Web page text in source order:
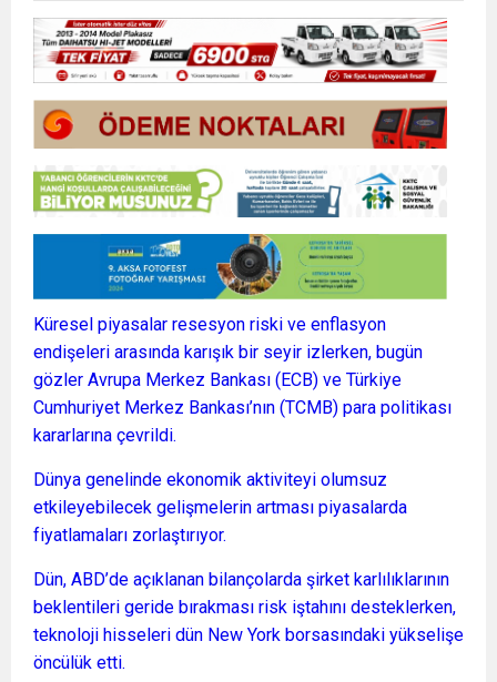
Küresel piyasalar resesyon riski ve enflasyon
endişeleri arasında karışık bir seyir izlerken, bugün
gözler Avrupa Merkez Bankası (ECB) ve Türkiye
Cumhuriyet Merkez Bankası’nın (TCMB) para politikası
kararlarına çevrildi.
Dünya genelinde ekonomik aktiviteyi olumsuz
etkileyebilecek gelişmelerin artması piyasalarda
fiyatlamaları zorlaştırıyor.
Dün, ABD’de açıklanan bilançolarda şirket karlılıklarının
beklentileri geride bırakması risk iştahını desteklerken,
teknoloji hisseleri dün New York borsasındaki yükselişe
öncülük etti.